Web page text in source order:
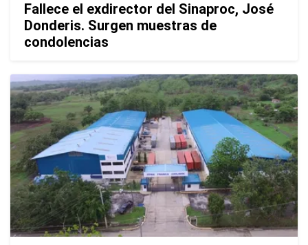
Fallece el exdirector del Sinaproc, José
Donderis. Surgen muestras de
condolencias